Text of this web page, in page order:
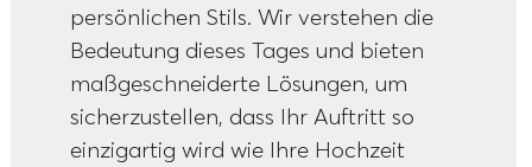
persönlichen Stils. Wir verstehen die
Bedeutung dieses Tages und bieten
maßgeschneiderte Lösungen, um
sicherzustellen, dass Ihr Auftritt so
einzigartig wird wie Ihre Hochzeit